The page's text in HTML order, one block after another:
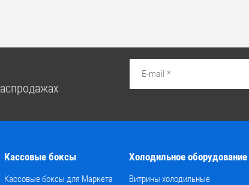
Кассовые боксы
Кассовые боксы для Маркета
Холодильное оборудование
Витрины холодильные